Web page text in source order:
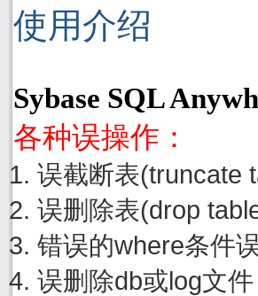
使用介绍
Sybase SQL
各种误操作：
误截断表(truncate
误删除表(drop
错误的where条件
误删除db或log文件